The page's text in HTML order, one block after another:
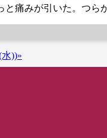
痛みが引いた。つら
))»